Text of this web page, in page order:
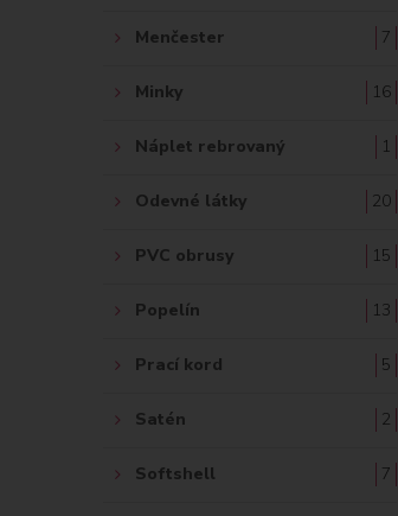
Menčester 7
Minky 16
Náplet rebrovaný 1
Odevné látky 20
PVC obrusy 15
Popelín 13
Prací kord 5
Satén 2
Softshell 7